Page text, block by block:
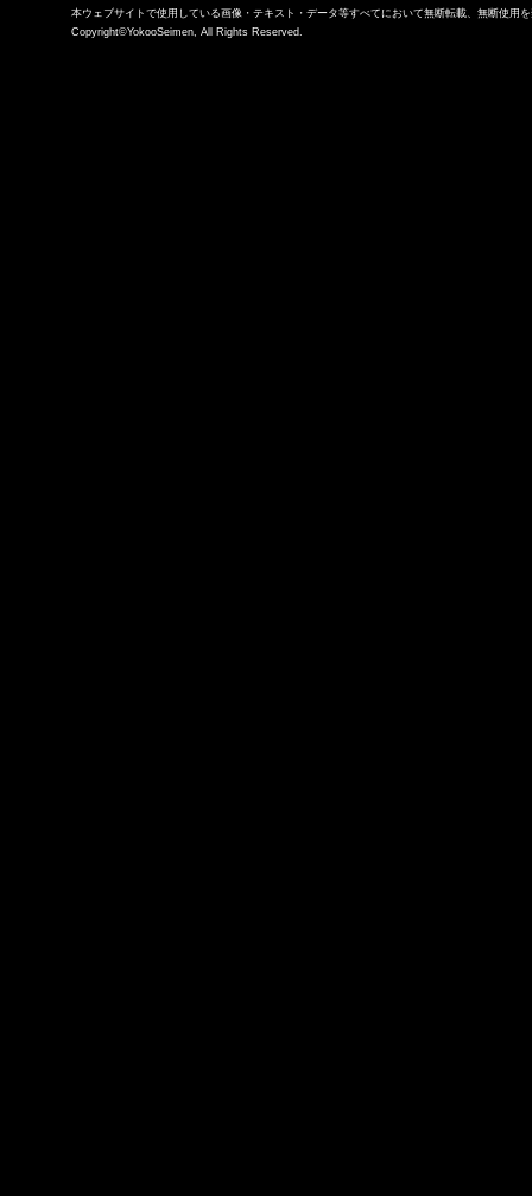
〒806-0049 福岡県北九州市八幡西区穴生4丁目6－6 電話
093-642-6626（代表）
本ウェブサイトで使用している画像・テキスト・データ等すべてにおいて無断転載、無断使用
Copyright©YokooSeimen, All Rights Reserved.